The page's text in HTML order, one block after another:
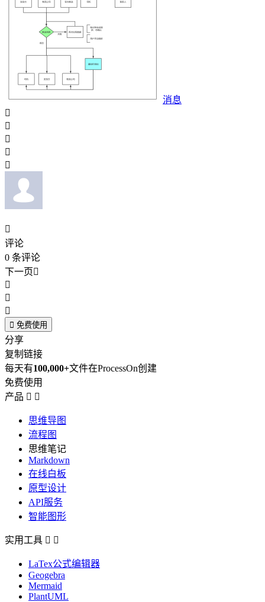
消息






评论
0 条评论
下一页



 免费使用
分享
复制链接
每天有100,000+文件在ProcessOn创建
免费使用
产品  
思维导图
流程图
思维笔记
Markdown
在线白板
原型设计
API服务
智能图形
实用工具  
LaTex公式编辑器
Geogebra
Mermaid
PlantUML